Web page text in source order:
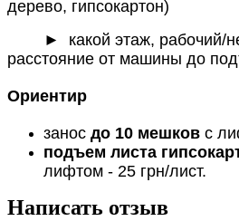
дерево, гипсокартон)
► какой этаж, рабочий/
расстояние от машины до
Ориентир
занос до 10 мешков с
подъем листа
лифтом - 25 грн/лист.
Написать отзыв